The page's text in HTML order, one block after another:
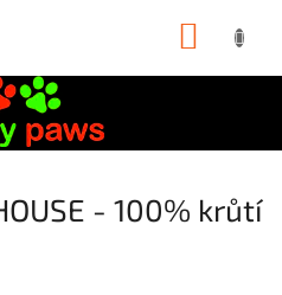
- 100% krůtí